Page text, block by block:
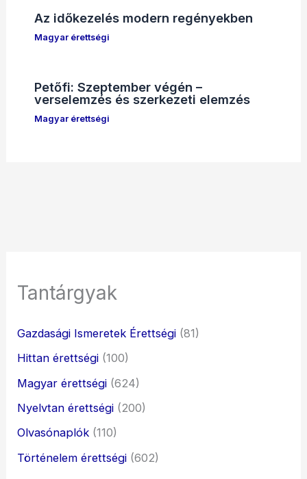
Az időkezelés modern regényekben
Magyar érettségi
Petőfi: Szeptember végén –
verselemzés és szerkezeti elemzés
Magyar érettségi
Tantárgyak
Gazdasági Ismeretek Érettségi (81)
Hittan érettségi (100)
Magyar érettségi (624)
Nyelvtan érettségi (200)
Olvasónaplók (110)
Történelem érettségi (602)